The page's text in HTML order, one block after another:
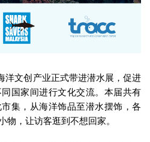
洋文创产业正式带进潜水展，促进
国家间进行文化交流。本届共有
集，从海洋饰品至潜水摆饰，各
物，让访客逛到不想回家。